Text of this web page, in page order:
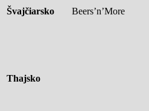
Švajčiarsko Beers’n’More
Thajsko